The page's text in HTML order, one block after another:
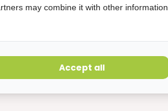
may combine it with other information
Accept all